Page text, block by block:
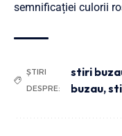
semnificației culorii
ȘTIRI
DESPRE:
stiri
buzau,